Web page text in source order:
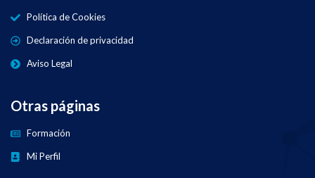
Política de Cookies
Declaración de privacidad
Aviso Legal
Otras páginas
Formación
Mi Perfil